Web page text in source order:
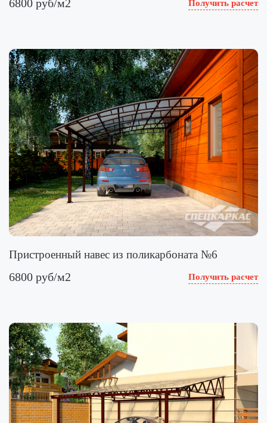
6800 руб/м2 Получить расчет
Пристроенный навес из поликарбоната №6
6800 руб/м2 Получить расчет